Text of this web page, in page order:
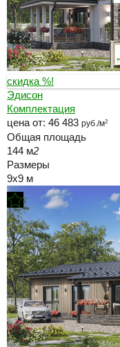
скидка %!
Эдисон
Комплектация
цена от: 46 483 руб./м2
Общая площадь
144 м2
Размеры
9x9 м